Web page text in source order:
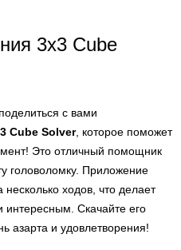
3x3 Cube
с вами
Cube Solver, которое поможет
Это отличный помощник
головоломку. Приложение
несколько ходов, что делает
интересным. Скачайте его
азарта и удовлетворения!